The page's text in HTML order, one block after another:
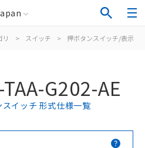
リ > スイッチ > 押ボタンスイッチ/表示灯
G202-AE
イッチ 形式仕様一覧